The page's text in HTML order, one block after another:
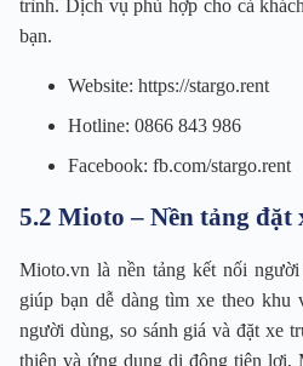
trình. Dịch vụ phù hợp cho cả
bạn.
Website: https://stargo.rent
Hotline: 0866 843 986
Facebook: fb.com/stargo.rent
5.2 Mioto – Nền tảng
Mioto.vn là nền tảng kết nối
giúp bạn dễ dàng tìm xe theo khu
người dùng, so sánh giá và đặt xe
thiện và ứng dụng di động tiện lợi,